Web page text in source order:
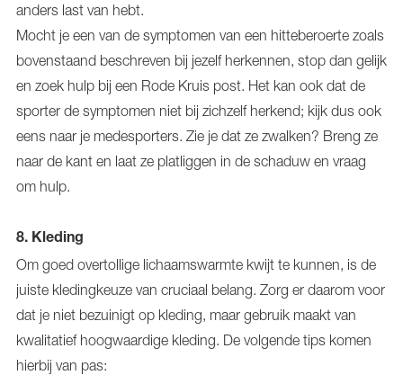
anders last van hebt.
Mocht je een van de symptomen van een hitteberoerte zoals
bovenstaand beschreven bij jezelf herkennen, stop dan gelijk
en zoek hulp bij een Rode Kruis post. Het kan ook dat de
sporter de symptomen niet bij zichzelf herkend; kijk dus ook
eens naar je medesporters. Zie je dat ze zwalken? Breng ze
naar de kant en laat ze platliggen in de schaduw en vraag
om hulp.
8. Kleding
Om goed overtollige lichaamswarmte kwijt te kunnen, is de
juiste kledingkeuze van cruciaal belang. Zorg er daarom voor
dat je niet bezuinigt op kleding, maar gebruik maakt van
kwalitatief hoogwaardige kleding. De volgende tips komen
hierbij van pas: